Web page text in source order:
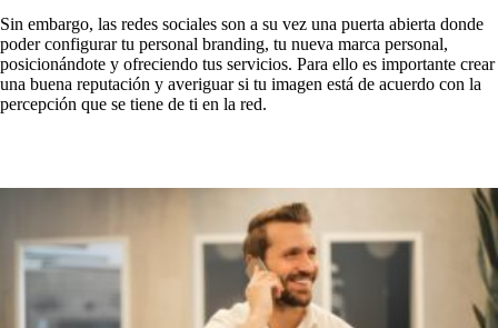
Sin embargo, las redes sociales son a su vez una puerta abierta donde
poder configurar tu personal branding, tu nueva marca personal,
posicionándote y ofreciendo tus servicios. Para ello es importante crear
una buena reputación y averiguar si tu imagen está de acuerdo con la
percepción que se tiene de ti en la red.